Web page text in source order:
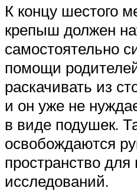
К концу шестого
крепыш должен
самостоятельно
помощи
раскачивать из
и он уже не
в виде подушек.
освобождаются
пространство
исследований.